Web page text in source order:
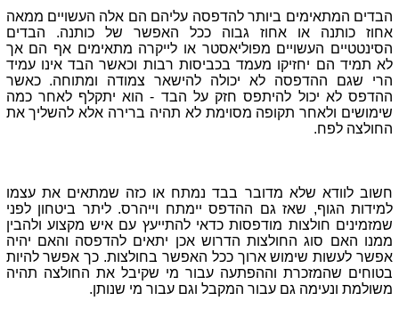
הבדים המתאימים ביותר להדפסה עליהם הם אלה העשויים ממאה
אחוז כותנה או אחוז גבוה ככל האפשר של כותנה. הבדים
הסינטטיים העשויים מפוליאסטר או לייקרה מתאימים אף הם אך
לא תמיד הם יחזיקו מעמד בכביסות רבות וכאשר הבד אינו עמיד
הרי שגם ההדפסה לא יכולה להישאר צמודה ומתוחה. כאשר
ההדפס לא יכול להיתפס חזק על הבד - הוא יתקלף לאחר כמה
שימושים ולאחר תקופה מסוימת לא תהיה ברירה אלא להשליך את
החולצה לפח.
חשוב לוודא שלא מדובר בבד נמתח או כזה שמתאים את עצמו
למידות הגוף, שאז גם ההדפס יימתח וייהרס. ליתר ביטחון לפני
שמזמינים חולצות מודפסות כדאי להתייעץ עם איש מקצוע ולהבין
ממנו האם סוג החולצות הדרוש אכן יתאים להדפסה והאם יהיה
אפשר לעשות שימוש ארוך ככל האפשר בחולצות. כך אפשר להיות
בטוחים שהמזכרת וההפתעה עבור מי שקיבל את החולצה תהיה
משולמת ונעימה גם עבור המקבל וגם עבור מי שנותן.